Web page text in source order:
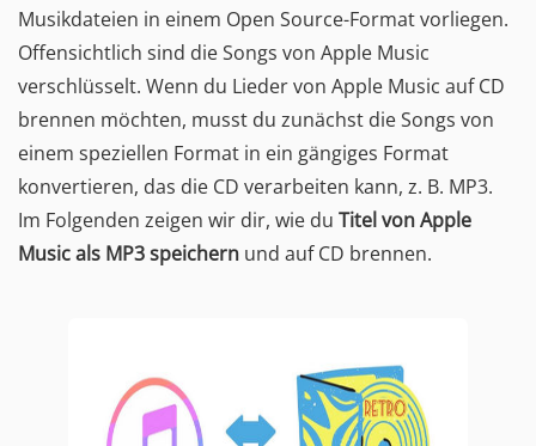
Musikdateien in einem Open Source-Format vorliegen.
Offensichtlich sind die Songs von Apple Music
verschlüsselt. Wenn du Lieder von Apple Music auf CD
brennen möchten, musst du zunächst die Songs von
einem speziellen Format in ein gängiges Format
konvertieren, das die CD verarbeiten kann, z. B. MP3.
Im Folgenden zeigen wir dir, wie du Titel von Apple
Music als MP3 speichern und auf CD brennen.